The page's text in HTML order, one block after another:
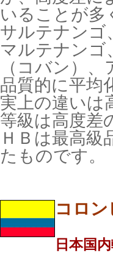
いることが
サルテナンゴ
マルテナンゴ
（コバン）
品質的に平均
実上の違いは
等級は高度差
ＨＢは最高級
たものです。
コロ
日本国